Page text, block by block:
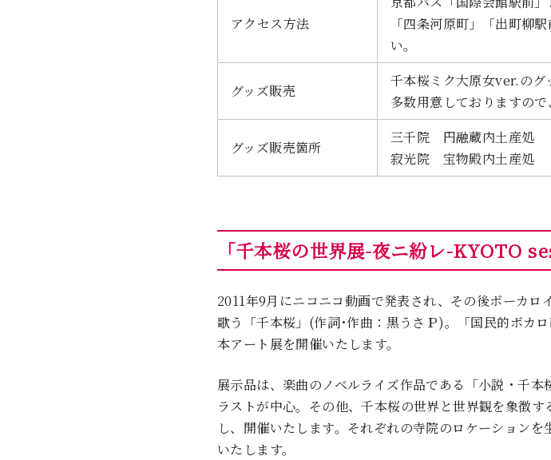
アクセス方法
「四条河原町」「出町柳
い。
グッズ販売
千本桜ミク大原女ver.のグ
多数用意しておりますので
グッズ販売箇所
三千院 円融蔵内土産処
寂光院 宝物殿内土産処
「千本桜の世界展-夜ニ紛レ-KYOTO
2011年9月にニコニコ動画で発表され、その後ボーカ
歌う「千本桜」(作詞･作曲：黒うさＰ)。「国民的ボカ
本アート展を開催いたします。
展示品は、楽曲のノベルライズ作品である「小説・千
ラストが中心。その他、千本桜の世界と世界観を象徴
し、開催いたします。それぞれの寺院のロケーション
いたします。